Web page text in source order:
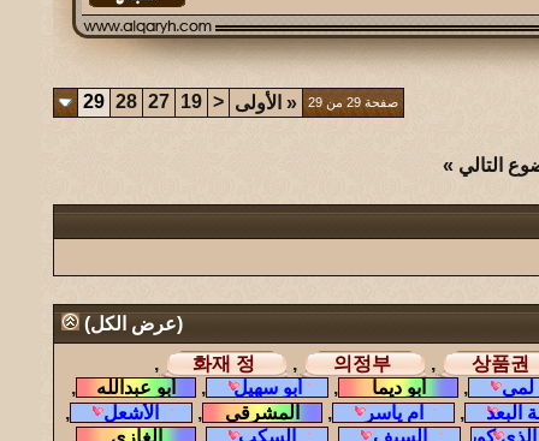
صفحة 29 من 29 « الأولى <
19
27
28
29
التالي »
(عرض الكل)
,
,
,
,
,
,
,
,
,
,
,
,
,
,
,